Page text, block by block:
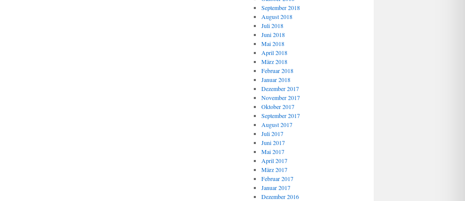
September 2018
August 2018
Juli 2018
Juni 2018
Mai 2018
April 2018
März 2018
Februar 2018
Januar 2018
Dezember 2017
November 2017
Oktober 2017
September 2017
August 2017
Juli 2017
Juni 2017
Mai 2017
April 2017
März 2017
Februar 2017
Januar 2017
Dezember 2016